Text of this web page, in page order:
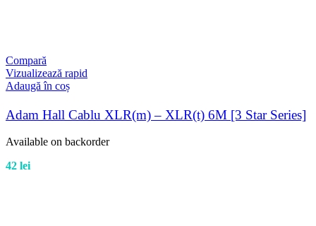
Compară
Vizualizează rapid
Adaugă în coș
Adam Hall Cablu XLR(m) – XLR(t) 6M [3 Star Series]
Available on backorder
42 lei